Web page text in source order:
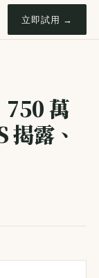
立即試用 →
750 萬
揭露、